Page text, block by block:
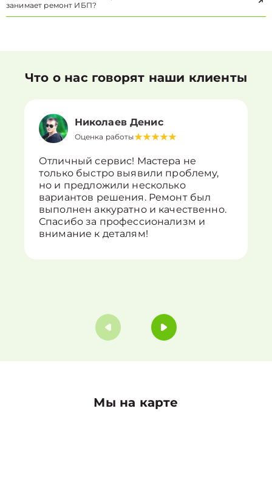
занимает ремонт ИБП?
Что о нас говорят наши клиенты
Николаев Денис
Оценка работы
Отличный сервис! Мастера не
только быстро выявили проблему,
но и предложили несколько
вариантов решения. Ремонт был
выполнен аккуратно и качественно.
Спасибо за профессионализм и
внимание к деталям!
Мы на карте